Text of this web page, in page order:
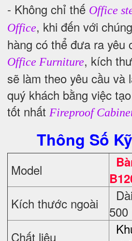
- Không chỉ thế Office
Office, khi đến với
hàng có thể đưa ra yêu
Office Furniture, kích
sẽ làm theo yêu cầu và
quý khách bằng việc
tốt nhất Fireproof
Thông Số
Model
Kích thước ngoài
500
Chất liệu